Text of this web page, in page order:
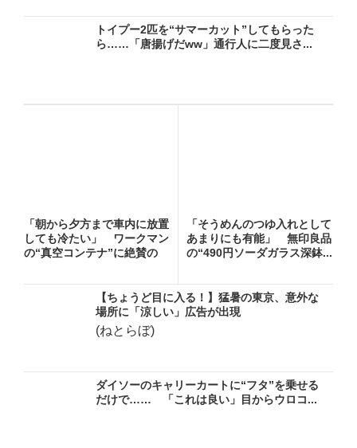
トイプー2匹を“サマーカット”してもらった
ら……「唐揚げだww」通行人に二度見さ...
「朝から夕方まで車内に放置
しても冷たい」 ワークマン
の“真空コンテナ”に絶賛の
「そうめんのつゆ入れとして
あまりにも有能」 無印良品
の“490円ソーダガラス深鉢...
【ちょうど目に入る！】猛暑の東京、意外な
場所に「涼しい」広告が出現
(ねとらぼ)
ダイソーのキャリーカートに“フタ”を乗せる
だけで…… 「これは良い」目からウロコ...